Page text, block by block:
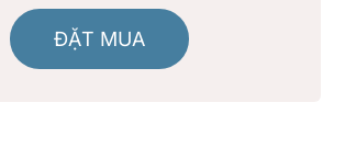
ĐẶT MUA